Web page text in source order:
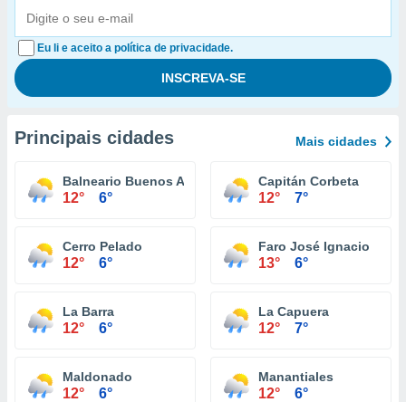
Eu li e aceito a política de privacidade.
Principais cidades Mais cidades
Balneario Buenos Aires
12° 6°
Capitán Corbeta
12° 7°
Cerro Pelado
12° 6°
Faro José Ignacio
13° 6°
La Barra
12° 6°
La Capuera
12° 7°
Maldonado
12° 6°
Manantiales
12° 6°